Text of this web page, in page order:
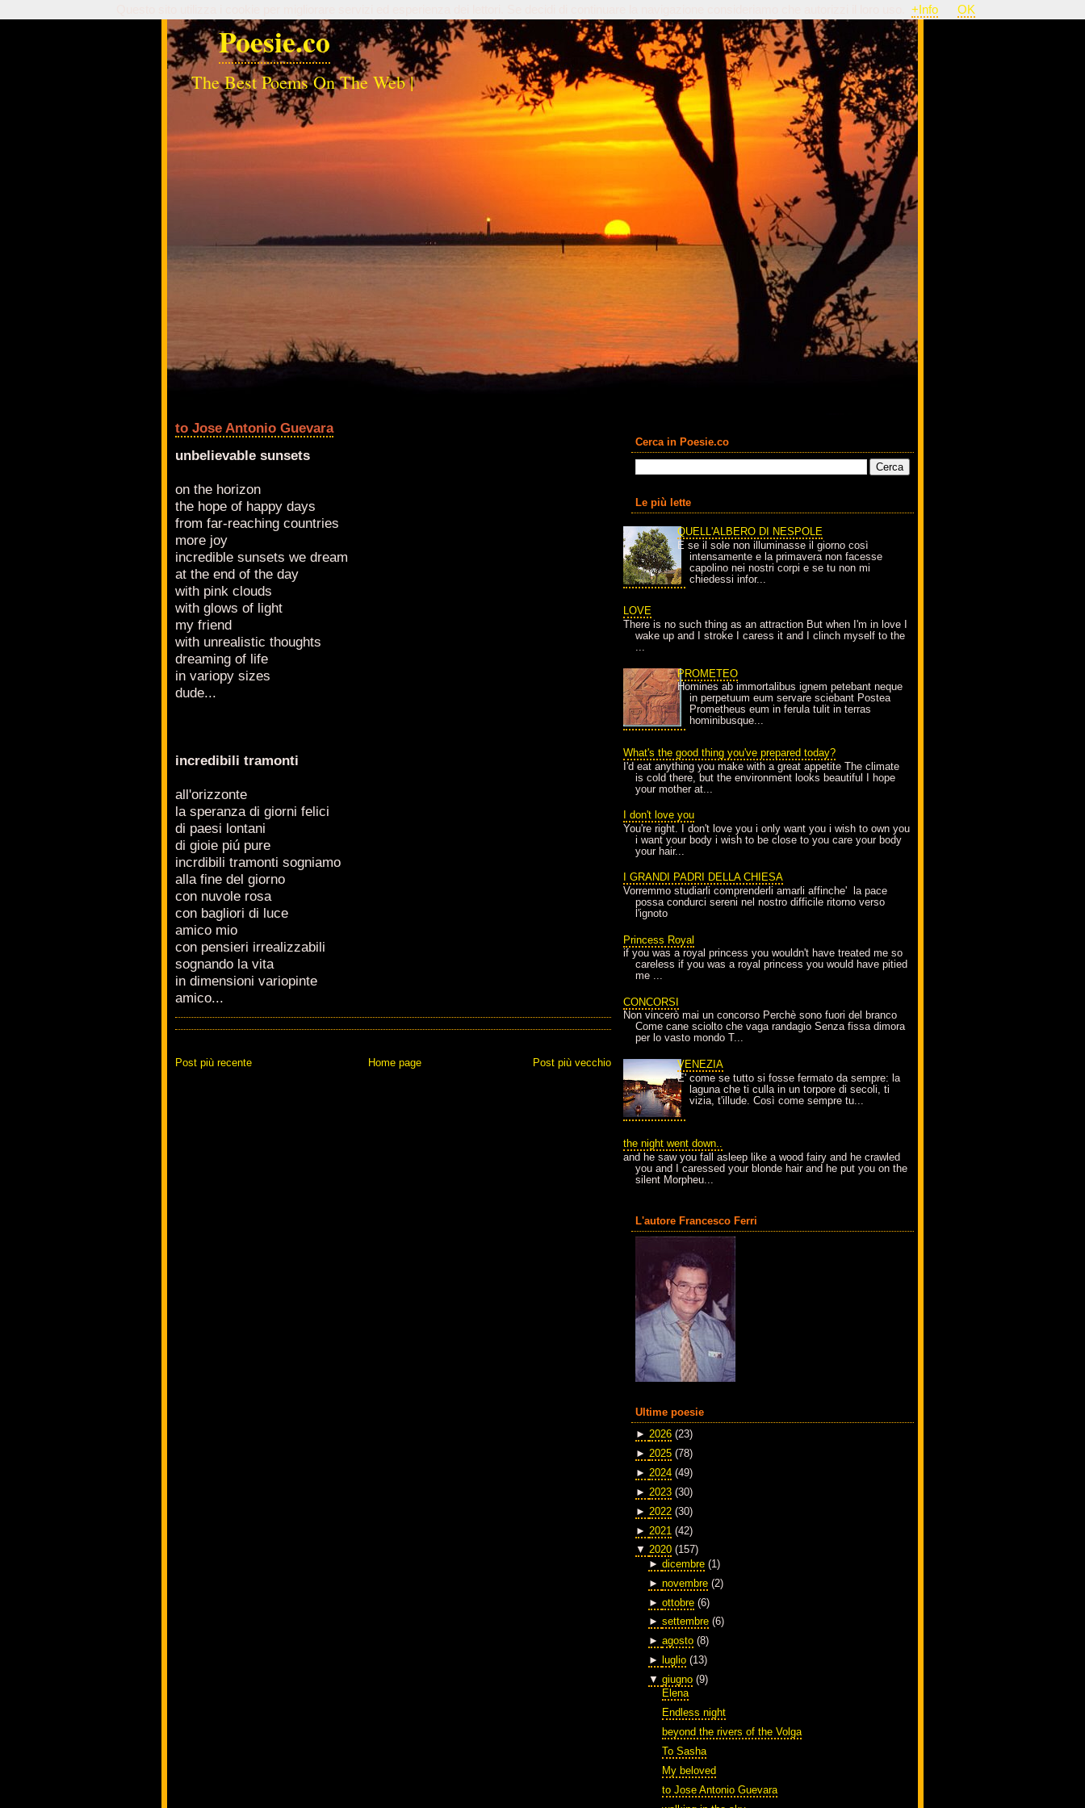
Poesie.co
The Best Poems On The Web |
to Jose Antonio Guevara
unbelievable sunsets
on the horizon
the hope of happy days
from far-reaching countries
more joy
incredible sunsets we dream
at the end of the day
with pink clouds
with glows of light
my friend
with unrealistic thoughts
dreaming of life
in variopy sizes
dude...
incredibili tramonti
all'orizzonte
la speranza di giorni felici
di paesi lontani
di gioie piú pure
incrdibili tramonti sogniamo
alla fine del giorno
con nuvole rosa
con bagliori di luce
amico mio
con pensieri irrealizzabili
sognando la vita
in dimensioni variopinte
amico...
Post più recente Post più vecchio
Home page
Cerca in Poesie.co
Le più lette
QUELL'ALBERO DI NESPOLE
E se il sole non illuminasse il giorno così
intensamente e la primavera non facesse
capolino nei nostri corpi e se tu non mi
chiedessi infor...
LOVE
There is no such thing as an attraction But when I'm in love I
wake up and I stroke I caress it and I clinch myself to the
...
PROMETEO
Homines ab immortalibus ignem petebant neque
in perpetuum eum servare sciebant Postea
Prometheus eum in ferula tulit in terras
hominibusque...
What's the good thing you've prepared today?
I'd eat anything you make with a great appetite The climate
is cold there, but the environment looks beautiful I hope
your mother at...
I don't love you
You're right. I don't love you i only want you i wish to own you
i want your body i wish to be close to you care your body
your hair...
I GRANDI PADRI DELLA CHIESA
Vorremmo studiarli comprenderli amarli affinche' la pace
possa condurci sereni nel nostro difficile ritorno verso
l'ignoto
Princess Royal
if you was a royal princess you wouldn't have treated me so
careless if you was a royal princess you would have pitied
me ...
CONCORSI
Non vincerò mai un concorso Perchè sono fuori del branco
Come cane sciolto che vaga randagio Senza fissa dimora
per lo vasto mondo T...
VENEZIA
E' come se tutto si fosse fermato da sempre: la
laguna che ti culla in un torpore di secoli, ti
vizia, t'illude. Così come sempre tu...
the night went down..
and he saw you fall asleep like a wood fairy and he crawled
you and I caressed your blonde hair and he put you on the
silent Morpheu...
L'autore Francesco Ferri
Ultime poesie
► 2026 (23)
► 2025 (78)
► 2024 (49)
► 2023 (30)
► 2022 (30)
► 2021 (42)
▼ 2020 (157)
► dicembre (1)
► novembre (2)
► ottobre (6)
► settembre (6)
► agosto (8)
►
luglio (13)
▼ giugno (9)
Elena
Endless night
beyond the rivers of the Volga
To Sasha
My beloved
to Jose Antonio Guevara
+Info OK